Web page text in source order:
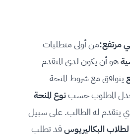
مرتفع:من أولى متطلبات
هو أن يكون لدى المتقدم
يتوافق مع شروط المنحة
المطلوب حسبنوع المنحة
يتقدم له الطالب. على سبيل
البكاليريوسقد تطلب